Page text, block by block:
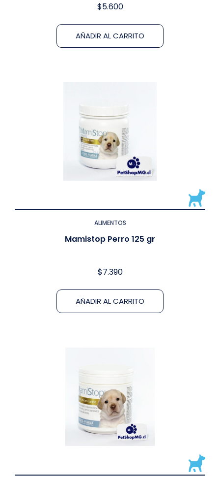
$5.600
AÑADIR AL CARRITO
ALIMENTOS
Mamistop Perro 125 gr
$7.390
AÑADIR AL CARRITO